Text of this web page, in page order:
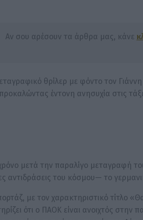
Αν σου αρέσουν τα άρθρα μας, κάνε
θρίλερ με φόντο τον
έντονη ανησυχία στις
μετά την παραλίγο μεταγραφή
αντιδράσεις του κόσμου— το
με τον χαρακτηριστικό τίτλο
ότι ο ΠΑΟΚ είναι ανοιχτός στην